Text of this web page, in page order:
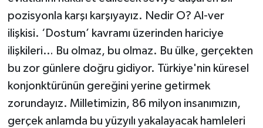
pozisyonla karşı karşıyayız. Nedir O? Al-ver
ilişkisi. ‘Dostum’ kavramı üzerinden hariciye
ilişkileri… Bu olmaz, bu olmaz. Bu ülke, gerçekten
bu zor günlere doğru gidiyor. Türkiye'nin küresel
konjonktürünün gereğini yerine getirmek
zorundayız. Milletimizin, 86 milyon insanımızın,
gerçek anlamda bu yüzyılı yakalayacak hamleleri